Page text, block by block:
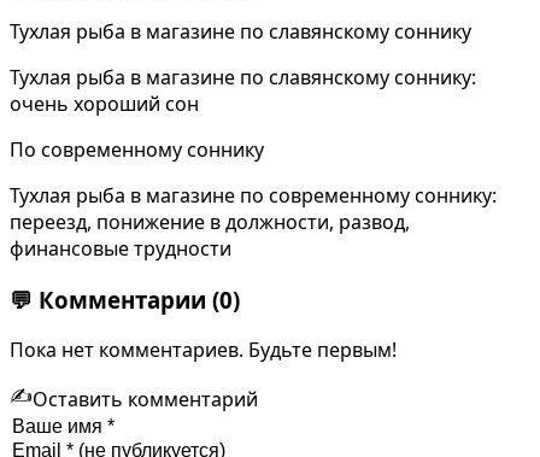
Тухлая рыба в магазине по славянскому соннику
Тухлая рыба в магазине по славянскому соннику:
очень хороший сон
По современному соннику
Тухлая рыба в магазине по современному соннику:
переезд, понижение в должности, развод,
финансовые трудности
💬 Комментарии (0)
Пока нет комментариев. Будьте первым!
✍️Оставить комментарий